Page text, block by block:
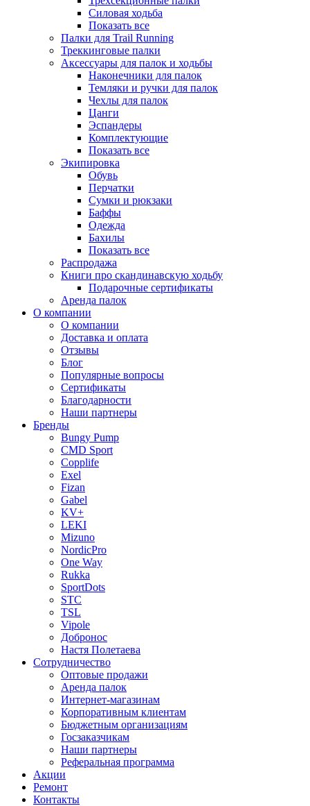
Силовая ходьба
Показать все
Палки для Trail Running
Треккинговые палки
Аксессуары для палок и ходьбы
Наконечники для палок
Темляки и ручки для палок
Чехлы для палок
Цанги
Эспандеры
Комплектующие
Показать все
Экипировка
Обувь
Перчатки
Сумки и рюкзаки
Баффы
Одежда
Бахилы
Показать все
Распродажа
Книги про скандинавскую ходьбу
Подарочные сертификаты
Аренда палок
О компании
О компании
Доставка и оплата
Отзывы
Блог
Популярные вопросы
Сертификаты
Благодарности
Наши партнеры
Бренды
Bungy Pump
CMD Sport
Copplife
Exel
Fizan
Gabel
KV+
LEKI
Mizuno
NordicPro
One Way
Rukka
SportDots
STC
TSL
Vipole
Добронос
Настя Полетаева
Сотрудничество
Оптовые продажи
Аренда палок
Интернет-магазинам
Корпоративным клиентам
Бюджетным организациям
Госзаказчикам
Наши партнеры
Реферальная программа
Акции
Ремонт
Контакты